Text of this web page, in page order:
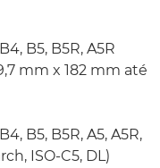
B5, B5R, A5R
mm x 182 mm até
B5, B5R, A5, A5R,
ISO-C5, DL)